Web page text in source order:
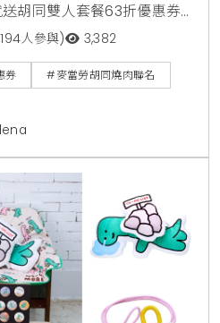
胡同雙人套餐63折優惠券。
有西西里金選冰美式全新登
1。
人參與) 3,382
券
#麥當勞胡同燒肉聯名